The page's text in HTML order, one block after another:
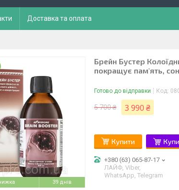
Доставка та оплата
39 днів
Брейн Бустер
покращує пам'ять,
Готово до відправки Код:
5 700 ₴ 3 990 ₴
Купити
+380 (63) 065-87-17
ЛАЙФ, Viber,
WhatsApp, Telegram